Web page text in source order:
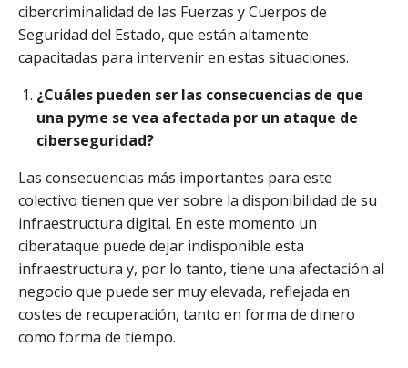
cibercriminalidad de las Fuerzas y Cuerpos de
Seguridad del Estado, que están altamente
capacitadas para intervenir en estas situaciones.
¿Cuáles pueden ser las consecuencias de que
una pyme se vea afectada por un ataque de
ciberseguridad?
Las consecuencias más importantes para este
colectivo tienen que ver sobre la disponibilidad de su
infraestructura digital. En este momento un
ciberataque puede dejar indisponible esta
infraestructura y, por lo tanto, tiene una afectación al
negocio que puede ser muy elevada, reflejada en
costes de recuperación, tanto en forma de dinero
como forma de tiempo.